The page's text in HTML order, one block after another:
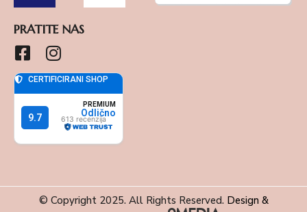
PRATITE NAS
© Copyright 2025. All Rights Reserved. Design &